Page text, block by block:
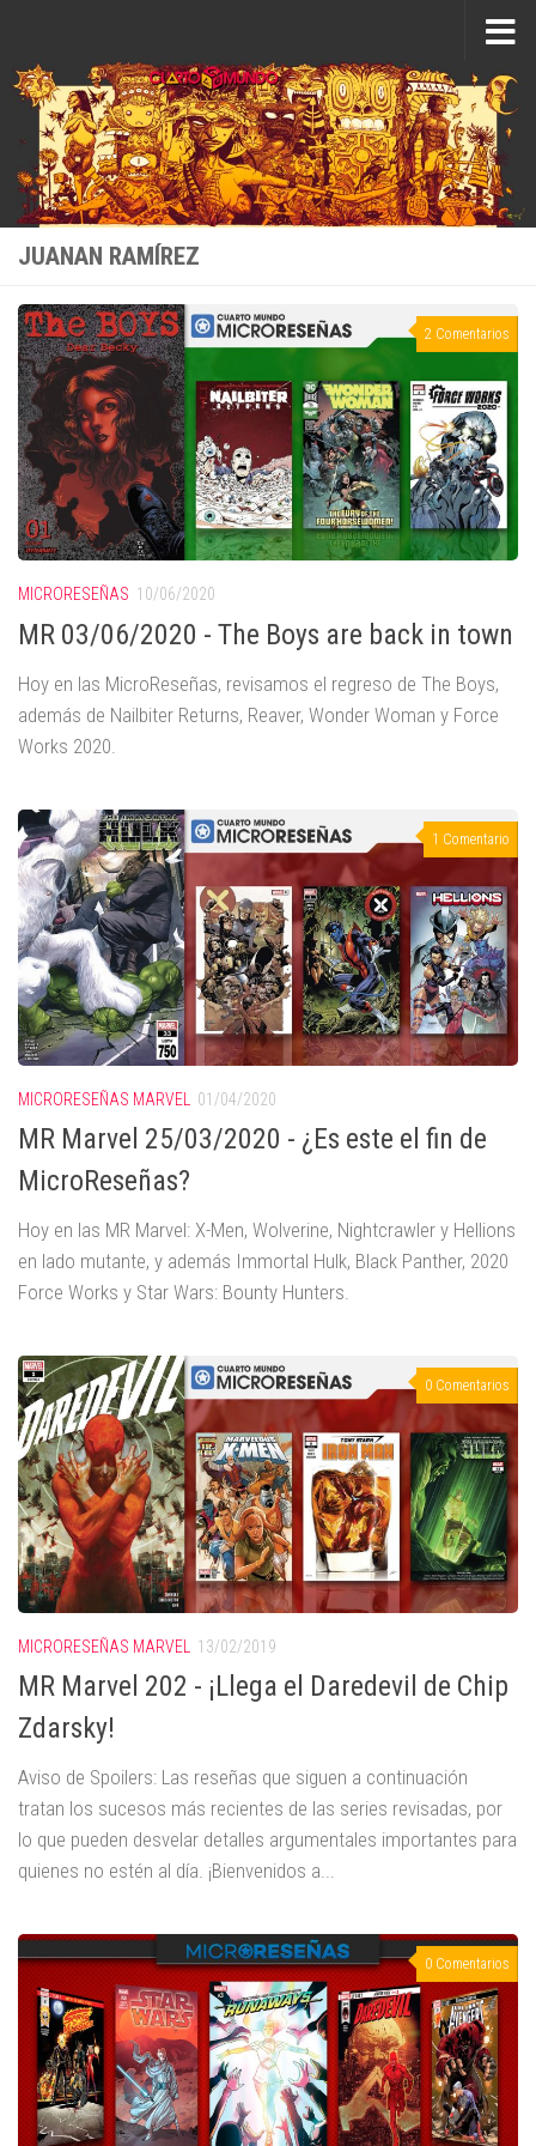
JUANAN RAMÍREZ
2 Comentarios
MICRORESEÑAS 10/06/2020
MR 03/06/2020 - The Boys are back in town
Hoy en las MicroReseñas, revisamos el regreso de The Boys,
además de Nailbiter Returns, Reaver, Wonder Woman y Force
Works 2020.
1 Comentario
MICRORESEÑAS MARVEL 01/04/2020
MR Marvel 25/03/2020 - ¿Es este el fin de
MicroReseñas?
Hoy en las MR Marvel: X-Men, Wolverine, Nightcrawler y Hellions
en lado mutante, y además Immortal Hulk, Black Panther, 2020
Force Works y Star Wars: Bounty Hunters.
0 Comentarios
MICRORESEÑAS MARVEL 13/02/2019
MR Marvel 202 - ¡Llega el Daredevil de Chip
Zdarsky!
Aviso de Spoilers: Las reseñas que siguen a continuación
tratan los sucesos más recientes de las series revisadas, por
lo que pueden desvelar detalles argumentales importantes para
quienes no estén al día. ¡Bienvenidos a...
0 Comentarios